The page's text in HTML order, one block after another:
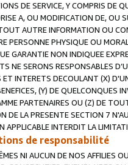
DE SERVICE, Y COMPRIS DE
A, OU MODIFICATION DE, OU
AUTRE INFORMATION OU
PERSONNE PHYSIQUE OU
GARANTIE NON INDIQUEE
NE SERONS RESPONSABLES
ET INTERETS DECOULANT (X)
(Y) DE QUELCONQUES
PARTENAIRES OU (Z) DE
DE LA PRESENTE SECTION 7
APPLICABLE INTERDIT LA
de responsabilité
NI AUCUN DE NOS AFFILIES